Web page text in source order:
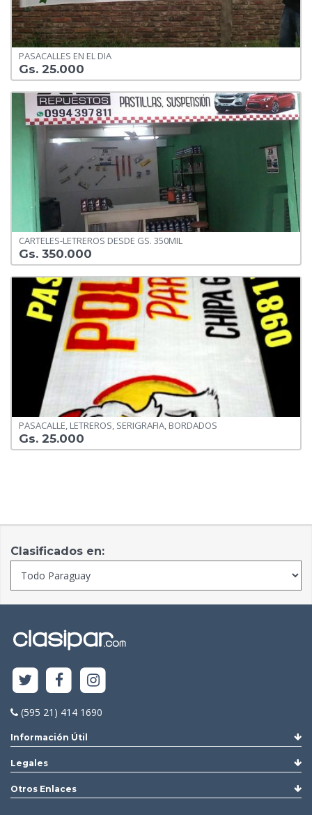
PASACALLES EN EL DIA
Gs. 25.000
CARTELES-LETREROS DESDE GS. 350MIL
Gs. 350.000
PASACALLE, LETREROS, SERIGRAFIA, BORDADOS
Gs. 25.000
Clasificados en:
(595 21) 414 1690
Información Útil
Legales
Otros Enlaces